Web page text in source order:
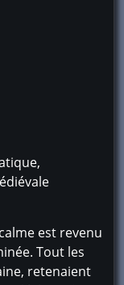
est revenu
Tout les
retenaient